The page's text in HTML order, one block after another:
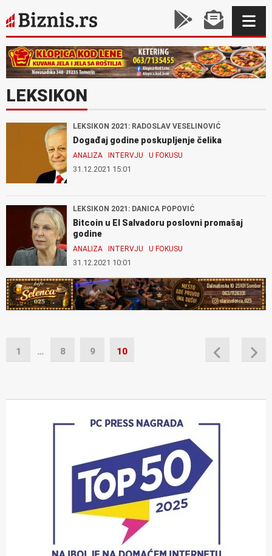
LEKSIKON
LEKSIKON 2021: RADOSLAV VESELINOVIĆ
Događaj godine poskupljenje čelika
ANALIZA INTERVJU U FOKUSU
31.12.2021 15:01
LEKSIKON 2021: DANICA POPOVIĆ
Bitcoin u El Salvadoru poslovni promašaj
godine
ANALIZA INTERVJU U FOKUSU
31.12.2021 10:01
1 … 8 9 10